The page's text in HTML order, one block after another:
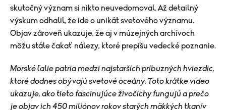
skutočný význam si nikto neuvedomoval. Až detailný
výskum odhalil, že ide o unikát svetového významu.
Objav zároveň ukazuje, že aj v múzejných archívoch
môžu stále čakať nálezy, ktoré prepíšu vedecké poznanie.
Morské ľalie patria medzi najstarších príbuzných hviezdic,
ktoré dodnes obývajú svetové oceány. Toto krátke video
ukazuje, ako tieto fascinujúce živočíchy fungujú a prečo
je objav ich 450 miliónov rokov starých mäkkých tkanív